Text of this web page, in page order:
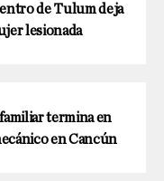
de Tulum deja
lesionada
termina en
en Cancún